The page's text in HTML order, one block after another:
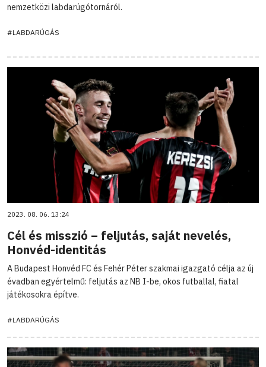
nemzetközi labdarúgótornáról.
#LABDARÚGÁS
2023. 08. 06. 13:24
Cél és misszió – feljutás, saját nevelés,
Honvéd-identitás
A Budapest Honvéd FC és Fehér Péter szakmai igazgató célja az új
évadban egyértelmű: feljutás az NB I-be, okos futballal, fiatal
játékosokra építve.
#LABDARÚGÁS